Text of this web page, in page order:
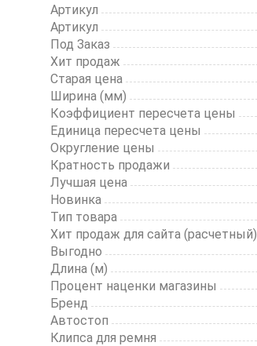
Артикул
Артикул
Под Заказ
Хит продаж
Старая цена
Ширина (мм)
Коэффициент пересчета цены
Единица пересчета цены
Округление цены
Кратность продажи
Лучшая цена
Новинка
Тип товара
Хит продаж для сайта (расчетный)
Выгодно
Длина (м)
Процент наценки магазины
Бренд
Автостоп
Клипса для ремня